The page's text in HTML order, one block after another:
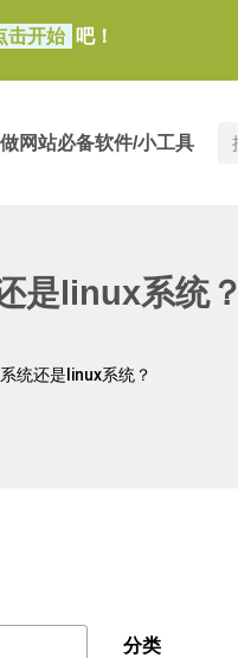
击开始 吧！
做网站必备软件/小工具
是linux系统？
统还是linux系统？
分类